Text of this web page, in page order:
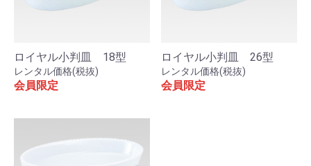
ロイヤル小判皿 18型
レンタル価格(税抜)
会員限定
ロイヤル小判皿 26型
レンタル価格(税抜)
会員限定